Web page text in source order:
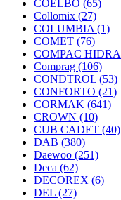
COELBO (65)
Collomix (27)
COLUMBIA (1)
COMET (76)
COMPAC
Comprag (106)
CONDTROL (53)
CONFORTO (21)
CORMAK (641)
CROWN (10)
CUB CADET (40)
DAB (380)
Daewoo (251)
Deca (62)
DECOREX (6)
DEL (27)